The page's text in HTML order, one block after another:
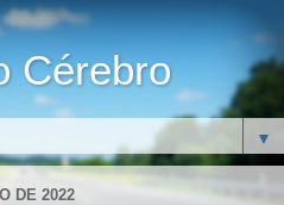
Cérebro
▼
DE 2022